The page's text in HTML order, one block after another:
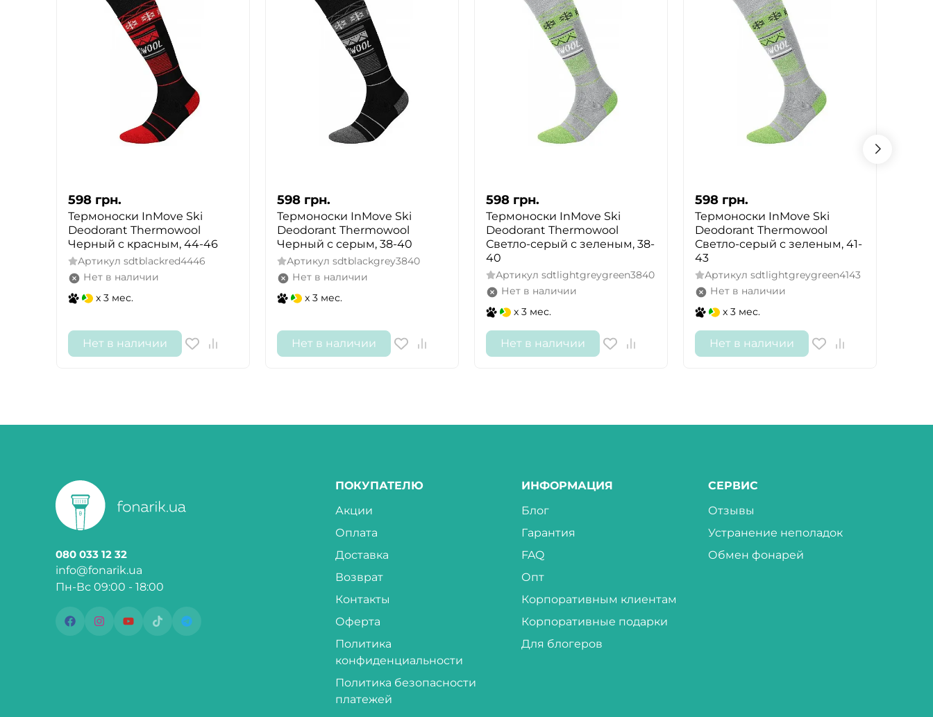
598 грн.
Термоноски InMove Ski
Deodorant Thermowool
Черный с красным, 44-46
Артикул sdtblackred4446
Нет в наличии
x 3 мес.
Нет в наличии
598 грн.
Термоноски InMove Ski
Deodorant Thermowool
Черный с серым, 38-40
Артикул sdtblackgrey3840
Нет в наличии
x 3 мес.
Нет в наличии
598 грн.
Термоноски InMove Ski
Deodorant Thermowool
Светло-серый с зеленым, 38-
40
Артикул sdtlightgreygreen3840
Нет в наличии
x 3 мес.
Нет в наличии
598 грн.
Термоноски InMove Ski
Deodorant Thermowool
Светло-серый с зеленым, 41-
43
Артикул sdtlightgreygreen4143
Нет в наличии
x 3 мес.
Нет в наличии
080 033 12 32
info@fonarik.ua
Пн-Вс 09:00 - 18:00
ПОКУПАТЕЛЮ
Акции
Оплата
Доставка
Возврат
Контакты
Оферта
Политика
конфиденциальности
Политика безопасности
платежей
ИНФОРМАЦИЯ
Блог
Гарантия
FAQ
Опт
Корпоративным клиентам
Корпоративные подарки
Для блогеров
СЕРВИС
Отзывы
Устранение неполадок
Обмен фонарей